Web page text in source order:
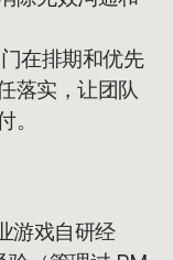
在排期和优先
落实，让团队
游戏自研经